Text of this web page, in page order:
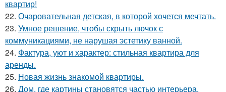
квартир!
22. Очаровательная детская, в которой хочется мечтать.
23. Умное решение, чтобы скрыть лючок с
коммуникациями, не нарушая эстетику ванной.
24. Фактура, уют и характер: стильная квартира для
аренды.
25. Новая жизнь знакомой квартиры.
26. Дом, где картины становятся частью интерьера.